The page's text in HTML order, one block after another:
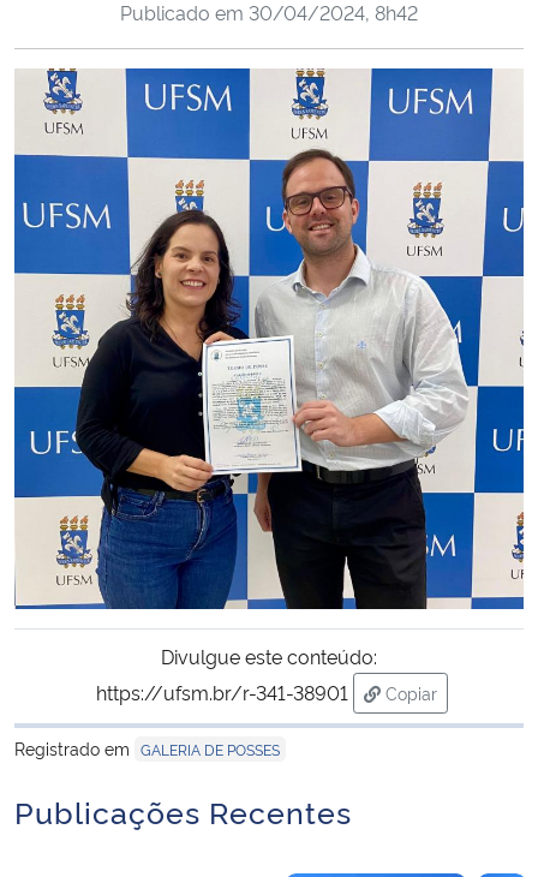
Ministério da Cidadania
Ministério da Saúde
Ministério de Minas e Energia
Ministério da Ciência, Tecnologia, Inovações e Comunicações
Ministério do Meio Ambiente
Ministério do Turismo
Ministério do Desenvolvimento Regional
Controladoria-Geral da União
Ministério da Mulher, da Família e dos Direitos Humanos
Secretaria-Geral
Gabinete de Segurança Institucional
Publicado em 30/04/2024, 8h42
Divulgue este conteúdo:
https://ufsm.br/r-341-38901
Copiar
para área de
Registrado em GALERIA DE POSSES
Publicações Recentes